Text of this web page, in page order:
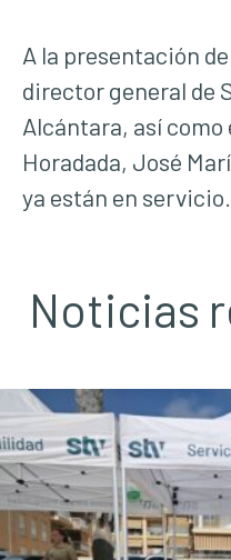
A la presentación
director general de
Alcántara, así como
Horadada, José
ya están en servicio.
Noticias